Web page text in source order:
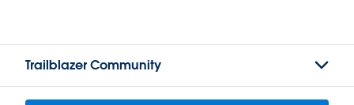
Trailblazer Community